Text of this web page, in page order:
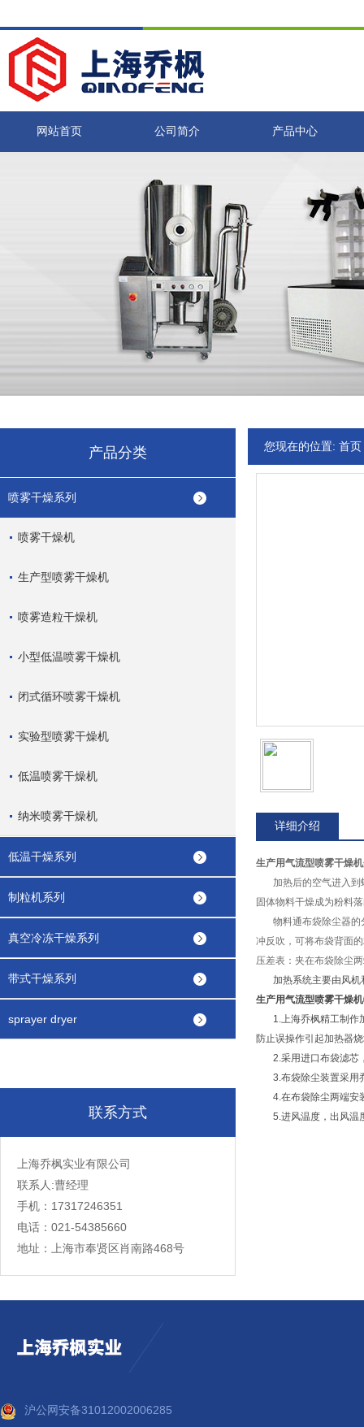
网站首页 公司简介 产品中心
产品分类
喷雾干燥系列
喷雾干燥机
生产型喷雾干燥机
喷雾造粒干燥机
小型低温喷雾干燥机
闭式循环喷雾干燥机
实验型喷雾干燥机
低温喷雾干燥机
纳米喷雾干燥机
低温干燥系列
制粒机系列
真空冷冻干燥系列
带式干燥系列
sprayer dryer
联系方式
上海乔枫实业有限公司
联系人:曹经理
手机：17317246351
电话：021-54385660
地址：上海市奉贤区肖南路468号
您现在的位置: 首页
详细介绍
生产用气流型喷雾干燥机
加热后的空气进入到
固体物料干燥成为粉料
物料通布袋除尘器的
冲反吹，可将布袋背面
压差表：夹在布袋除尘
加热系统主要由风机
生产用气流型喷雾干燥机
1.上海乔枫精工制作加
防止误操作引起加热器
2.采用进口布袋滤芯，
3.布袋除尘装置采用乔
4.在布袋除尘两端安装
5.进风温度，出风温度
沪公网安备31012002006285